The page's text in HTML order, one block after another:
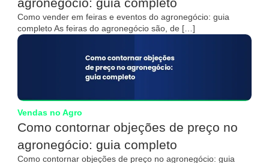
agronegócio: guia completo
Como vender em feiras e eventos do agronegócio: guia
completo As feiras do agronegócio são, de […]
Vendas no Agro
Como contornar objeções de preço no
agronegócio: guia completo
Como contornar objeções de preço no agronegócio: guia